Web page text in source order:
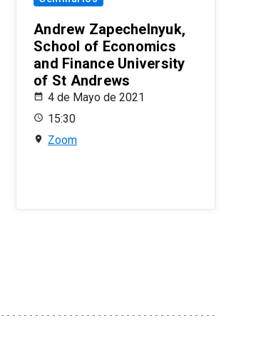
Andrew Zapechelnyuk,
School of Economics
and Finance University
of St Andrews
4 de Mayo de 2021
15:30
Zoom